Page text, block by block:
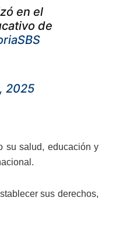
en el
de
2025
su salud, educación y
sus derechos,